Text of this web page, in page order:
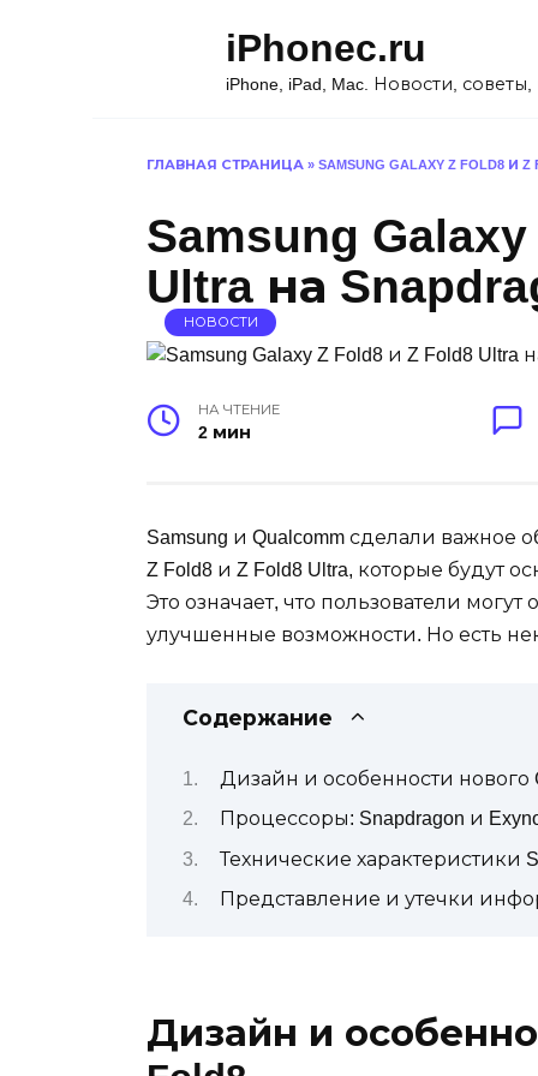
iPhonec.ru
iPhone, iPad, Mac. Новости,
ГЛАВНАЯ СТРАНИЦА » SAMSUNG GALAXY Z FOLD8 И Z
Samsung
Ultra на
НОВОСТИ
НА ЧТЕНИЕ
2 мин
Samsung и Qualcomm сделали важное
Z Fold8 и Z Fold8 Ultra, которые будут
Это означает, что пользователи
улучшенные возможности. Но есть
Содержание
Дизайн и особенности нового
Процессоры: Snapdragon и
Технические характеристики
Представление и утечки
Дизайн и